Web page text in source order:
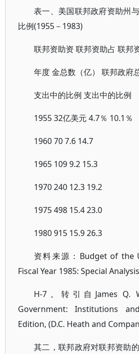
表一、美国联邦政府资助州
比例(1955－1983)
联邦资助资 联邦资助占 联邦
年度 金总数（亿） 联邦政府
支出中的比例 支出中的比例
1955 32亿美元 4.7％ 10.1％
1960 70 7.6 14.7
1965 109 9.2 15.3
1970 240 12.3 19.2
1975 498 15.4 23.0
1980 915 15.9 26.3
资料来源：Budget of the
Fiscal Year 1985: Special
H-7。转引自James Q.
Government: Institutions
Edition, (D.C. Heath and
其二，联邦政府对联邦资助